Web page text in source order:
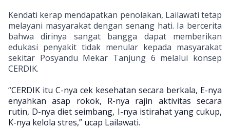
Kendati kerap mendapatkan penolakan, Lailawati tetap
melayani masyarakat dengan senang hati. Ia bercerita
bahwa dirinya sangat bangga dapat memberikan
edukasi penyakit tidak menular kepada masyarakat
sekitar Posyandu Mekar Tanjung 6 melalui konsep
CERDIK.
“CERDIK itu C-nya cek kesehatan secara berkala, E-nya
enyahkan asap rokok, R-nya rajin aktivitas secara
rutin, D-nya diet seimbang, I-nya istirahat yang cukup,
K-nya kelola stres,” ucap Lailawati.